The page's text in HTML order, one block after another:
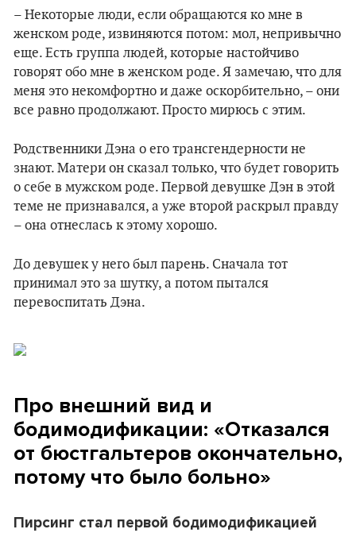
– Некоторые люди, если обращаются ко мне в
женском роде, извиняются потом: мол, непривычно
еще. Есть группа людей, которые настойчиво
говорят обо мне в женском роде. Я замечаю, что для
меня это некомфортно и даже оскорбительно, – они
все равно продолжают. Просто мирюсь с этим.
Родственники Дэна о его трансгендерности не
знают. Матери он сказал только, что будет говорить
о себе в мужском роде. Первой девушке Дэн в этой
теме не признавался, а уже второй раскрыл правду
– она отнеслась к этому хорошо.
До девушек у него был парень. Сначала тот
принимал это за шутку, а потом пытался
перевоспитать Дэна.
Про внешний вид и
бодимодификации: «Отказался
от бюстгальтеров окончательно,
потому что было больно»
Пирсинг стал первой бодимодификацией